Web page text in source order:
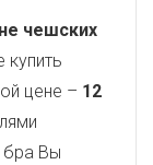
чешских
цене – 12
бра Вы